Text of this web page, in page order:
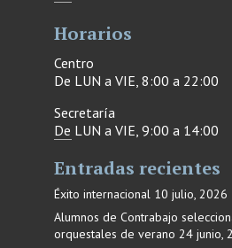
Horarios
Centro
De LUN a VIE, 8:00 a 22:00
Secretaría
De LUN a VIE, 9:00 a 14:00
Entradas recientes
Éxito internacional 10 julio, 2026
Alumnos de Contrabajo
orquestales de verano 24 junio,